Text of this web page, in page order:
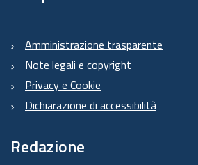
Amministrazione trasparente
Note legali e copyright
Privacy e Cookie
Dichiarazione di accessibilità
Redazione